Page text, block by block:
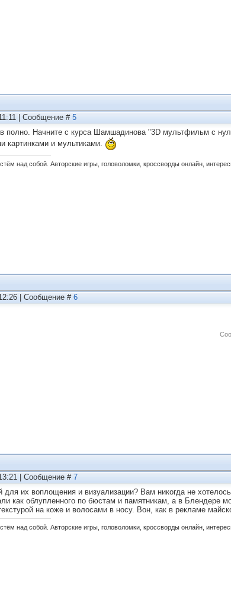
| Сообщение #5
полно. Начните с курса Шамшадинова "3D мультфильм с
картинками и мультиками.
над собой. Авторские игры, головоломки, кроссворды онлайн,
| Сообщение # 6
| Сообщение # 7
для их воплощения и визуализации? Вам никогда не
как облупленного по бюстам и памятникам, а в Блендере
на коже и волосами в носу. Вон, как в рекламе
над собой. Авторские игры, головоломки, кроссворды онлайн,